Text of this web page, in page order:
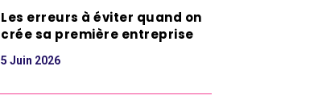
Les erreurs à éviter quand on
crée sa première entreprise
5 Juin 2026